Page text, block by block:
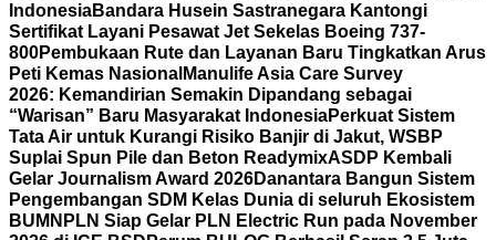
IndonesiaBandara Husein Sastranegara Kantongi
Sertifikat Layani Pesawat Jet Sekelas Boeing 737-
800Pembukaan Rute dan Layanan Baru Tingkatkan Arus
Peti Kemas Nasional Manulife Asia Care Survey
2026: Kemandirian Semakin Dipandang sebagai
“Warisan” Baru Masyarakat IndonesiaPerkuat Sistem
Tata Air untuk Kurangi Risiko Banjir di Jakut, WSBP
Suplai Spun Pile dan Beton ReadymixASDP Kembali
Gelar Journalism Award 2026Danantara Bangun Sistem
Pengembangan SDM Kelas Dunia di seluruh Ekosistem
BUMN PLN Siap Gelar PLN Electric Run pada November